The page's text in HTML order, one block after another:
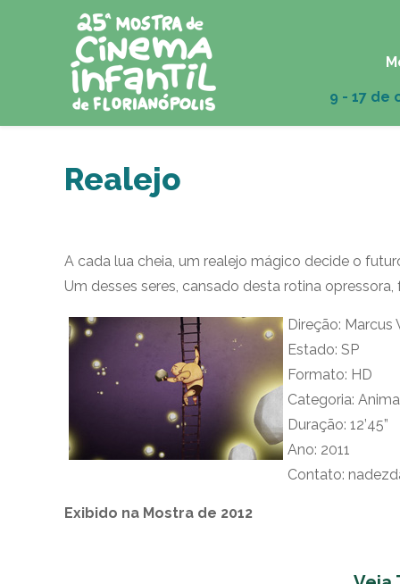
Realejo
A cada lua cheia, um realejo mágico decide o
Um desses seres, cansado desta rotina
Direção: Marcus
Estado: SP
Formato: HD
Categoria:
Duração: 12’45”
Ano: 2011
Contato:
Exibido na Mostra de 2012